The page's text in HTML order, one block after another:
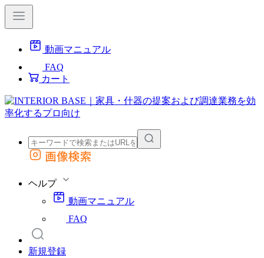
動画マニュアル
FAQ
カート
外部サイトの商品をカートに追加
画像検索
ヘルプ
動画マニュアル
FAQ
新規登録